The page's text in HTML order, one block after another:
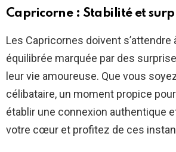
Capricorne : Stabilité et
Les Capricornes doivent s’attendre
équilibrée marquée par des
leur vie amoureuse. Que vous
célibataire, un moment propice
établir une connexion authentique
votre cœur et profitez de ces